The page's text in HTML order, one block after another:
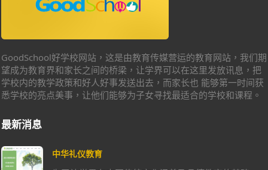
GoodSchool好学校网站，这是由教育传媒营运的教育网站，我们期
望成为教育界和家长之间的桥梁，让学界可以在这里发放讯息，把
学校内的教学政策和好人好事发送出去，而家长也 能够第一时间获
悉学校的亮点美事，让他们能够为子女寻找最适合的学校和课程。
最新消息
中华礼仪教育